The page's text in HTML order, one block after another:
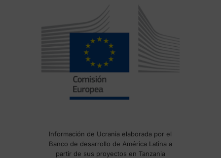
Información de Ucrania elaborada por el
Banco de desarrollo de América Latina a
partir de sus proyectos en Tanzania